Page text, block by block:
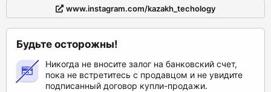
www.instagram.com/kazakh_techology
Будьте осторожны!
Никогда не вносите залог на банковский счет,
пока не встретитесь с продавцом и не увидите
подписанный договор купли-продажи.